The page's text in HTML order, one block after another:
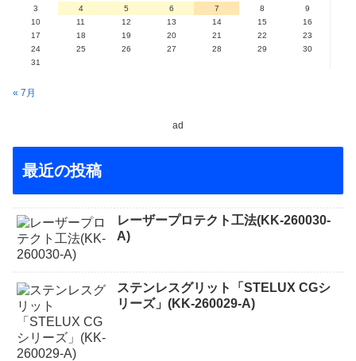
3
4 5 6 7 8
9
10
11 12 13 14 15
16
17
18 19 20 21 22
23
24
25 26 27 28 29
30
31
« 7月
ad
最近の投稿
レーザープロテクト⼯法(KK-260030-
A)
ステンレスグリット「STELUX CGシ
リーズ」(KK-260029-A)